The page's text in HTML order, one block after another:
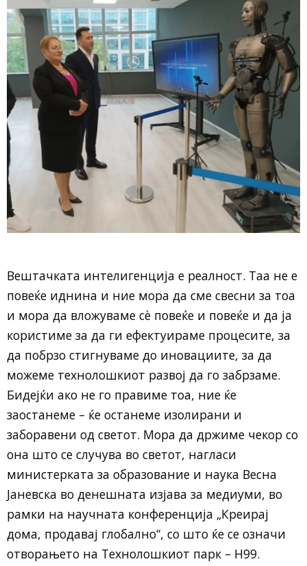
Вештачката интелигенција е реалност. Таа не е
повеќе иднина и ние мора да сме свесни за тоа
и мора да вложуваме сѐ повеќе и повеќе и да ја
користиме за да ги ефектуираме процесите, за
да побрзо стигнуваме до иновациите, за да
можеме технолошкиот развој да го забрзаме.
Бидејќи ако не го правиме тоа, ние ќе
заостанеме – ќе останеме изолирани и
заборавени од светот. Мора да држиме чекор со
она што се случува во светот, нагласи
министерката за образование и наука Весна
Јаневска во денешната изјава за медиуми, во
рамки на научната конференција „Креирај
дома, продавај глобално“, со што ќе се означи
отворањето на Технолошкиот парк – Н99.